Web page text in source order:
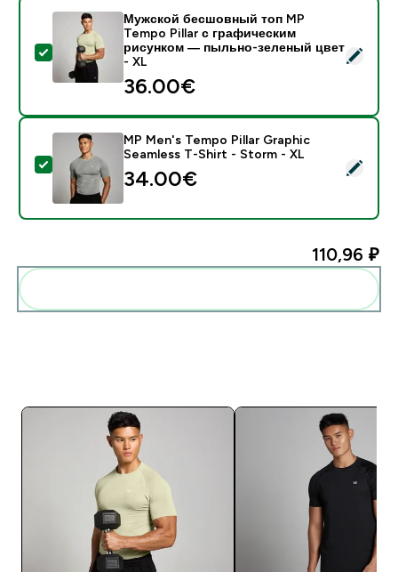
- Мужской бесшовный топ MP Tempo Pillar с
Мужской бесшовный топ MP
Tempo Pillar с графическим
рисунком — пыльно-зеленый цвет
- XL
36.00€‎
- MP Men's Tempo Pillar Graphic Seamless T-Shirt -
MP Men's Tempo Pillar Graphic
Seamless T-Shirt - Storm - XL
34.00€‎
110,96 ₽‎